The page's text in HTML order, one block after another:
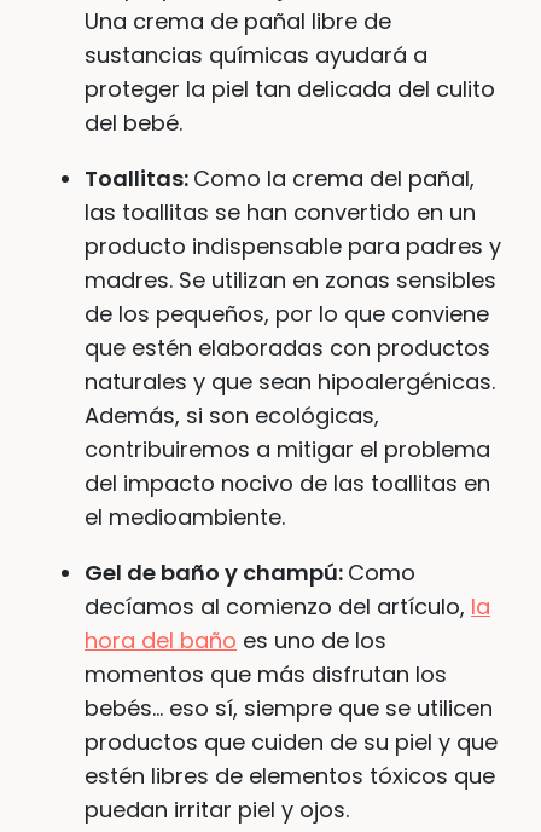
Una crema de pañal libre de
sustancias químicas ayudará a
proteger la piel tan delicada del culito
del bebé.
Toallitas: Como la crema del pañal,
las toallitas se han convertido en un
producto indispensable para padres y
madres. Se utilizan en zonas sensibles
de los pequeños, por lo que conviene
que estén elaboradas con productos
naturales y que sean hipoalergénicas.
Además, si son ecológicas,
contribuiremos a mitigar el problema
del impacto nocivo de las toallitas en
el medioambiente.
Gel de baño y champú: Como
decíamos al comienzo del artículo, la
hora del baño es uno de los
momentos que más disfrutan los
bebés… eso sí, siempre que se utilicen
productos que cuiden de su piel y que
estén libres de elementos tóxicos que
puedan irritar piel y ojos.